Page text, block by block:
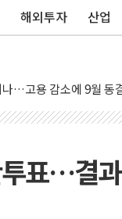
해외투자 산업
임 재추진…"26일까지
밖 부진에 연준 금리
, '공동방위협정' 체결
정명령 검토…"이르면
'하르그섬', 최근 1주일
중 급등…시장은 "또 개
주 프리뷰...美 고용 쇼
표…결